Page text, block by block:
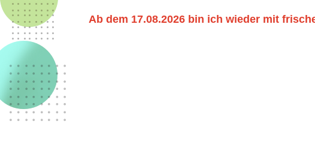
Ab dem 17.08.2026 bin ich wieder mit